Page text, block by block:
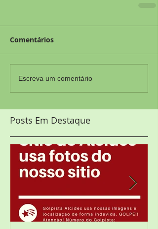
Comentários
Escreva um comentário
Posts Em Destaque